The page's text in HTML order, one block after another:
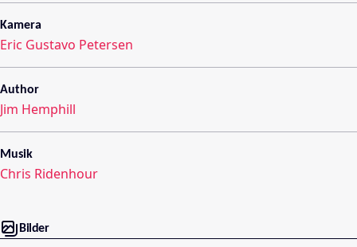
Kamera
Eric Gustavo Petersen
Author
Jim Hemphill
Musik
Chris Ridenhour
Bilder